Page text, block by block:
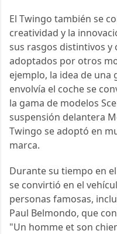
El Twingo también se
creatividad y la
sus rasgos distintivos y
adoptados por otros
ejemplo, la idea de
envolvía el coche se
la gama de modelos
suspensión delantera
Twingo se adoptó en
marca.
Durante su tiempo en
se convirtió en el
personas famosas,
Paul Belmondo, que
"Un homme et son